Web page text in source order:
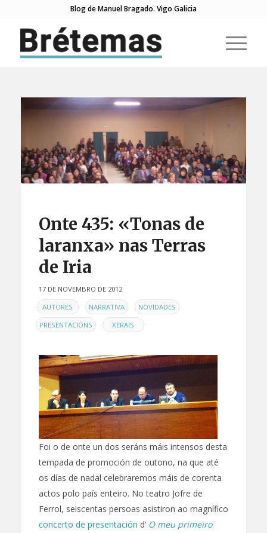
Blog de Manuel Bragado. Vigo Galicia
Onte 435: «Tonas de
laranxa» nas Terras
de Iria
17 DE NOVEMBRO DE 2012
EN AUTORES , NARRATIVA , NOVIDADES ,
PRESENTACIÓNS , XERAIS
Foi o de onte un dos seráns máis intensos desta
tempada de promoción de outono, na que até
os días de nadal celebraremos máis de corenta
actos polo país enteiro. No teatro Jofre de
Ferrol, seiscentas persoas asistiron ao magnífico
concerto de presentación d’ O meu primeiro